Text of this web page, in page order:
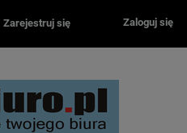
Zarejestruj się Zaloguj się